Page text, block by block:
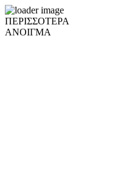
ΠΕΡΙΣΣΟΤΕΡΑ
ΑΝΟΙΓΜΑ